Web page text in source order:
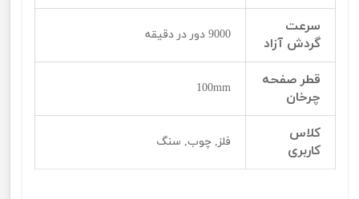
سرعت
گردش آزاد
9000 دور در دقیقه
قطر صفحه
چرخان
100mm
کلاس
کاربری
فلز, چوب, سنگ